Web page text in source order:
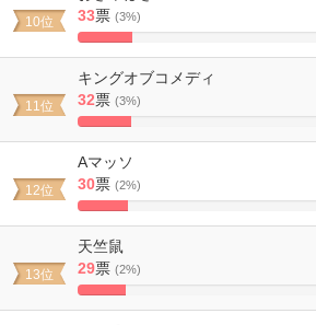
10位
33票 (3%)
13.58024691358%
11位
キングオブコメディ
32票 (3%)
13.168724279835%
12位
Aマッソ
30票 (2%)
12.345679012346%
13位
天竺鼠
29票 (2%)
11.934156378601%